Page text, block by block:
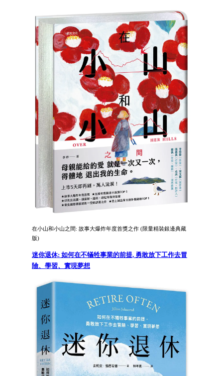
在小山和小山之間: 故事大爆炸年度首獎之作 (限量精裝銀邊典藏
版)
迷你退休: 如何在不犠牲事業的前提, 勇敢放下工作去冒
險、學習、實現夢想